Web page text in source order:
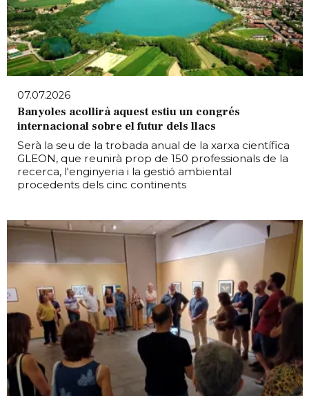
07.07.2026
Banyoles acollirà aquest estiu un congrés
internacional sobre el futur dels llacs
Serà la seu de la trobada anual de la xarxa científica
GLEON, que reunirà prop de 150 professionals de la
recerca, l'enginyeria i la gestió ambiental
procedents dels cinc continents